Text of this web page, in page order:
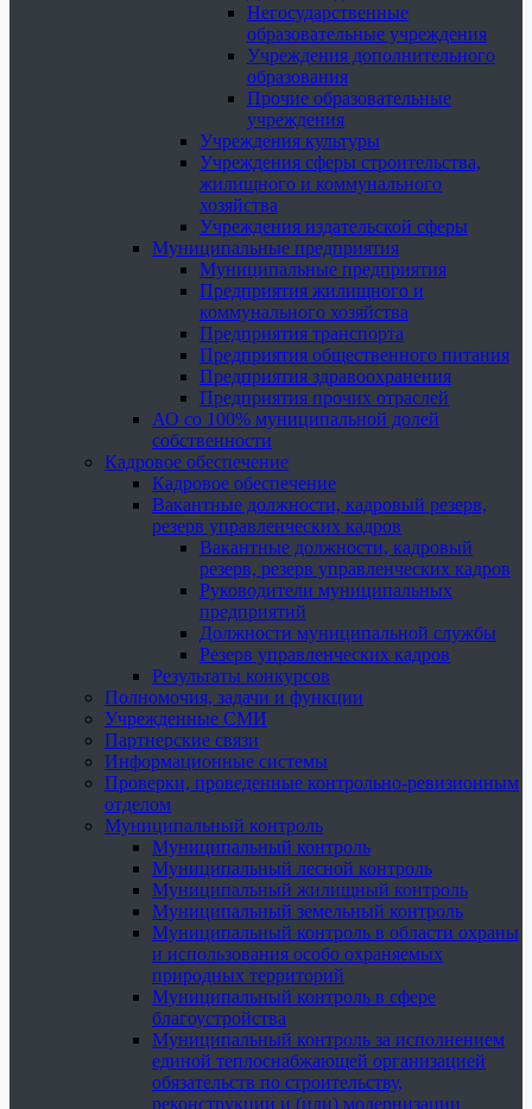
Негосударственные
образовательные учреждения
Учреждения дополнительного
образования
Прочие образовательные
учреждения
Учреждения культуры
Учреждения сферы строительства,
жилищного и коммунального
хозяйства
Учреждения издательской сферы
Муниципальные предприятия
Муниципальные предприятия
Предприятия жилищного и
коммунального хозяйства
Предприятия транспорта
Предприятия общественного питания
Предприятия здравоохранения
Предприятия прочих отраслей
АО со 100% муниципальной долей
собственности
Кадровое обеспечение
Кадровое обеспечение
Вакантные должности, кадровый резерв,
резерв управленческих кадров
Вакантные должности, кадровый
резерв, резерв управленческих кадров
Руководители муниципальных
предприятий
Должности муниципальной службы
Резерв управленческих кадров
Результаты конкурсов
Полномочия, задачи и функции
Учрежденные СМИ
Партнерские связи
Информационные системы
Проверки, проведенные контрольно-ревизионным
отделом
Муниципальный контроль
Муниципальный контроль
Муниципальный лесной контроль
Муниципальный жилищный контроль
Муниципальный земельный контроль
Муниципальный контроль в области охраны
и использования особо охраняемых
природных территорий
Муниципальный контроль в сфере
благоустройства
Муниципальный контроль за исполнением
единой теплоснабжающей организацией
обязательств по строительству,
реконструкции и (или) модернизации